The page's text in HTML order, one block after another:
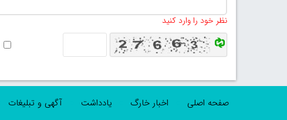
نظر خود را وارد کنید
صفحه اصلی اخبار خارگ یادداشت آگهی و تبلیغات